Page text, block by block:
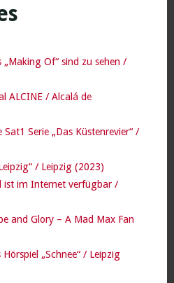
„Making Of“ sind zu sehen /
ALCINE / Alcalá de
Serie „Das Küstenrevier“ /
/ Leipzig (2023)
ist im Internet verfügbar /
and Glory – A Mad Max Fan
„Schnee“ / Leipzig